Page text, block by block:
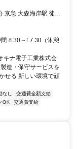
京急 大森海岸駅 徒歩
8:30～17:30（休憩
キナ電子工業株式会
造・保守サービスを
せる 新しい環境で頑
なし
交通費全額支給
OK
交通費支給